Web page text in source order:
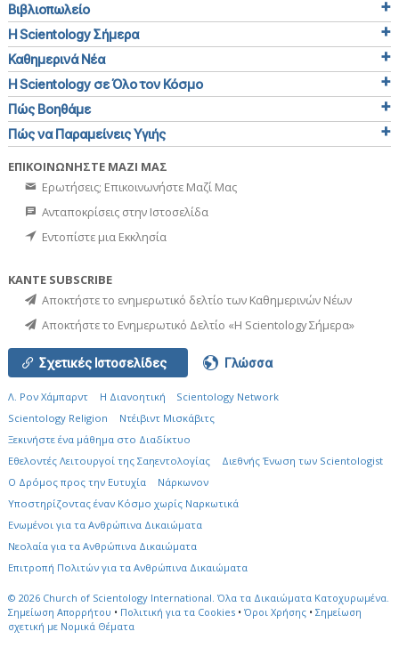
Βιβλιοπωλείο
Η Scientology Σήμερα
Καθημερινά Νέα
Η Scientology σε Όλο τον Κόσμο
Πώς Βοηθάμε
Πώς να Παραμείνεις Υγιής
ΕΠΙΚΟΙΝΩΝΗΣΤΕ ΜΑΖΙ ΜΑΣ
Ερωτήσεις; Επικοινωνήστε Μαζί Μας
Ανταποκρίσεις στην Ιστοσελίδα
Εντοπίστε μια Εκκλησία
ΚΑΝΤΕ SUBSCRIBE
Αποκτήστε το ενημερωτικό δελτίο των Καθημερινών Νέων
Αποκτήστε το Ενημερωτικό Δελτίο «Η Scientology Σήμερα»
Σχετικές Ιστοσελίδες Γλώσσα
Λ. Ρον Χάμπαρντ Η Διανοητική
Scientology Network
Scientology Religion
Ντέιβιντ Μισκάβιτς
Ξεκινήστε ένα μάθημα στο Διαδίκτυο
Εθελοντές Λειτουργοί της Σαηεντολογίας
Διεθνής Ένωση των Scientologist
Ο Δρόμος προς την Ευτυχία
Νάρκωνον
Υποστηρίζοντας έναν Κόσμο χωρίς Ναρκωτικά
Ενωµένοι για τα Ανθρώπινα Δικαιώµατα
Νεολαία για τα Ανθρώπινα Δικαιώματα
Επιτροπή Πολιτών για τα Ανθρώπινα Δικαιώματα
© 2026 Church of Scientology International. Όλα τα Δικαιώματα Κατοχυρωμένα.
Σημείωση Απορρήτου • Πολιτική για τα Cookies • Όροι Χρήσης • Σημείωση
σχετική με Νομικά Θέματα